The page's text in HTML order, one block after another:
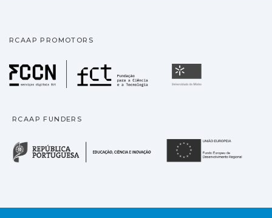
RCAAP PROMOTORS
Fundação para a
RCAAP FUNDERS
República Portuguesa